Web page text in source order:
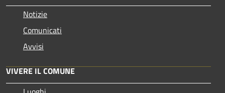
Notizie
Comunicati
Avvisi
VIVERE IL COMUNE